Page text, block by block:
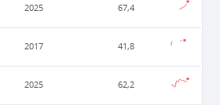
2025 67,4
2017 41,8
2025 62,2